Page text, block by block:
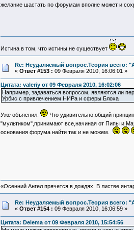
желание шастать по форумам вполне может и
Истина в том, что истины не существует
Re: Неудаляемый вопрос.Теория всего:
« Ответ #153 : 09 Февраля 2010, 16:06:01 »
Цитата: valeriy от 09 Февраля 2010, 16:02:06
Например, задаваться вопросом, являются ли
Урбис с привлечением НИРа и сферы Блоха
Уже объяснил.
Что удивительно,общий
"мультиком",принимают все,начиная от Пипы и
основания форума найти так и не можем.
«Осенний Ангел прячется в дождях. В листве
Re: Неудаляемый вопрос.Теория всего:
« Ответ #154 : 09 Февраля 2010, 16:06:59 »
Цитата: Delema от 09 Февраля 2010, 15:54:56